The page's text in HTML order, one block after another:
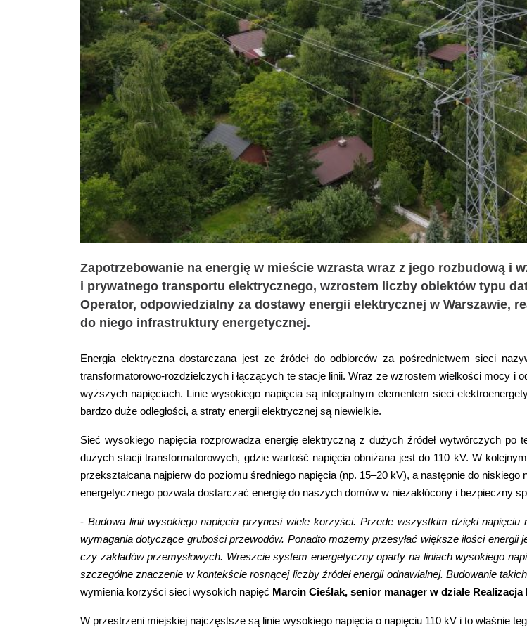
Zapotrzebowanie na energię w mieście wzrasta wraz z jego rozbudową i
i prywatnego transportu elektrycznego, wzrostem liczby obiektów typu
Operator, odpowiedzialny za dostawy energii elektrycznej w Warszawie,
do niego infrastruktury energetycznej.
Energia elektryczna dostarczana jest ze źródeł do odbiorców za pośrednictwem sieci
transformatorowo-rozdzielczych i łączących te stacje linii. Wraz ze wzrostem wielkości mocy i
wyższych napięciach. Linie wysokiego napięcia są integralnym elementem sieci
bardzo duże odległości, a straty energii elektrycznej są niewielkie.
Sieć wysokiego napięcia rozprowadza energię elektryczną z dużych źródeł wytwórczych
dużych stacji transformatorowych, gdzie wartość napięcia obniżana jest do 110 kV. W
przekształcana najpierw do poziomu średniego napięcia (np. 15–20 kV), a następnie do
energetycznego pozwala dostarczać energię do naszych domów w niezakłócony i bezpieczny
- Budowa linii wysokiego napięcia przynosi wiele korzyści. Przede wszystkim dzięki
wymagania dotyczące grubości przewodów. Ponadto możemy przesyłać większe ilości
czy zakładów przemysłowych. Wreszcie system energetyczny oparty na liniach wysokiego
szczególne znaczenie w kontekście rosnącej liczby źródeł energii odnawialnej. Budowanie
wymienia korzyści sieci wysokich napięć Marcin Cieślak, senior manager w dziale
W przestrzeni miejskiej najczęstsze są linie wysokiego napięcia o napięciu 110 kV i to właśnie